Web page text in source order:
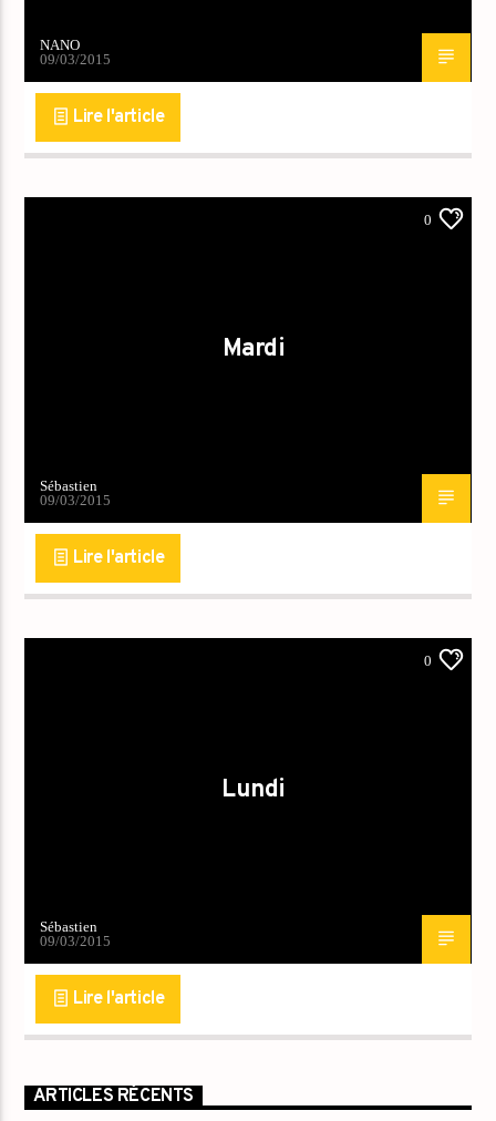
NANO
09/03/2015
Lire l'article
0
Mardi
Sébastien
09/03/2015
Lire l'article
0
Lundi
Sébastien
09/03/2015
Lire l'article
ARTICLES RÉCENTS